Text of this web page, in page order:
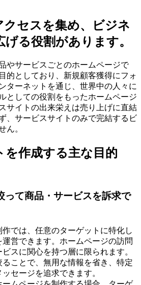
クセスを集め、ビジネ
る役割があります。
やサービスごとのホームページで
的としており、新規顧客獲得にフォ
ターネットを通じ、世界中の人々に
としての役割をもったホームページ
サイトの出来栄えは売り上げに直結
、サービスサイトのみで完結するビ
ん。
を作成する主な目的
って商品・サービスを訴求で
では、任意のターゲットに特化し
営できます。ホームページの訪問
スに関心を持つ層に限られます。
ことで、無用な情報を省き、特定
セージを追求できます。